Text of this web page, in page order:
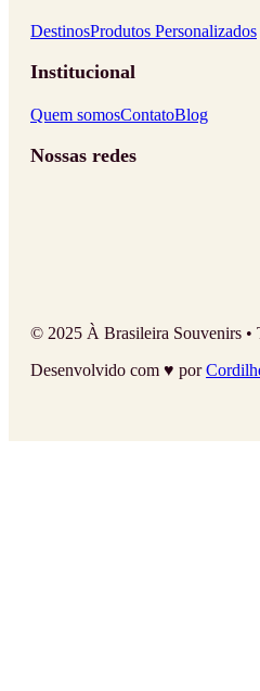
DestinosProdutos Personalizados
Institucional
Quem somosContatoBlog
Nossas redes
© 2025 À Brasileira Souvenirs •
Desenvolvido com ♥ por